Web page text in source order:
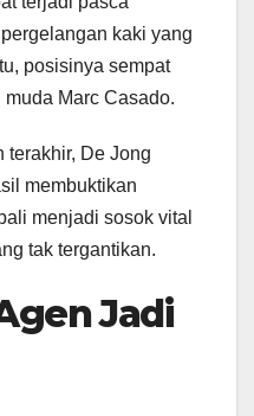
kaki yang
posisinya sempat
Marc Casado.
terakhir, De Jong
membuktikan
menjadi sosok vital
tak tergantikan.
Jadi